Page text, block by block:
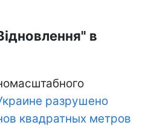
в
разрушено
квадратных метров